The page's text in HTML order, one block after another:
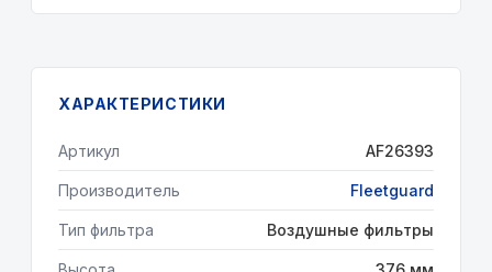
ХАРАКТЕРИСТИКИ
Артикул AF26393
Производитель Fleetguard
Тип фильтра Воздушные фильтры